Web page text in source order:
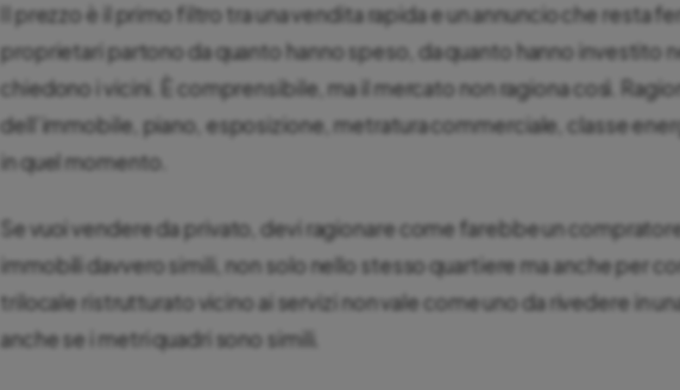
Il prezzo è il primo filtro tra una vendita rapida e un annuncio che resta
proprietari partono da quanto hanno speso, da quanto hanno investito
chiedono i vicini. È comprensibile, ma il mercato non ragiona così.
dell’immobile, piano, esposizione, metratura commerciale, classe
in quel momento.
Se vuoi vendere da privato, devi ragionare come farebbe un
immobili davvero simili, non solo nello stesso quartiere ma anche per
trilocale ristrutturato vicino ai servizi non vale come uno da rivedere in
anche se i metri quadri sono simili.